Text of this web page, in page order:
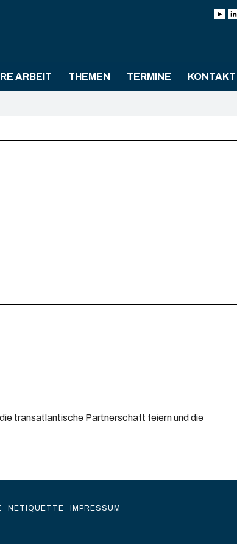
ARBEIT THEMEN TERMINE KONTAKT
transatlantische Partnerschaft feiern und die
NETIQUETTE IMPRESSUM